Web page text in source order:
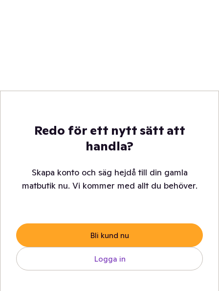
Redo för ett nytt sätt att
handla?
Skapa konto och säg hejdå till din gamla
matbutik nu. Vi kommer med allt du behöver.
Bli kund nu
Logga in